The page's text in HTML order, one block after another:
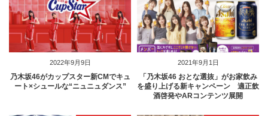
2022年9月9日
乃木坂46がカップスター新CMでキュ
ート×シュールな“ニュニュダンス”
2021年9月1日
「乃木坂46 おとな選抜」がお家飲み
を盛り上げる新キャンペーン 適正飲
酒啓発やARコンテンツ展開